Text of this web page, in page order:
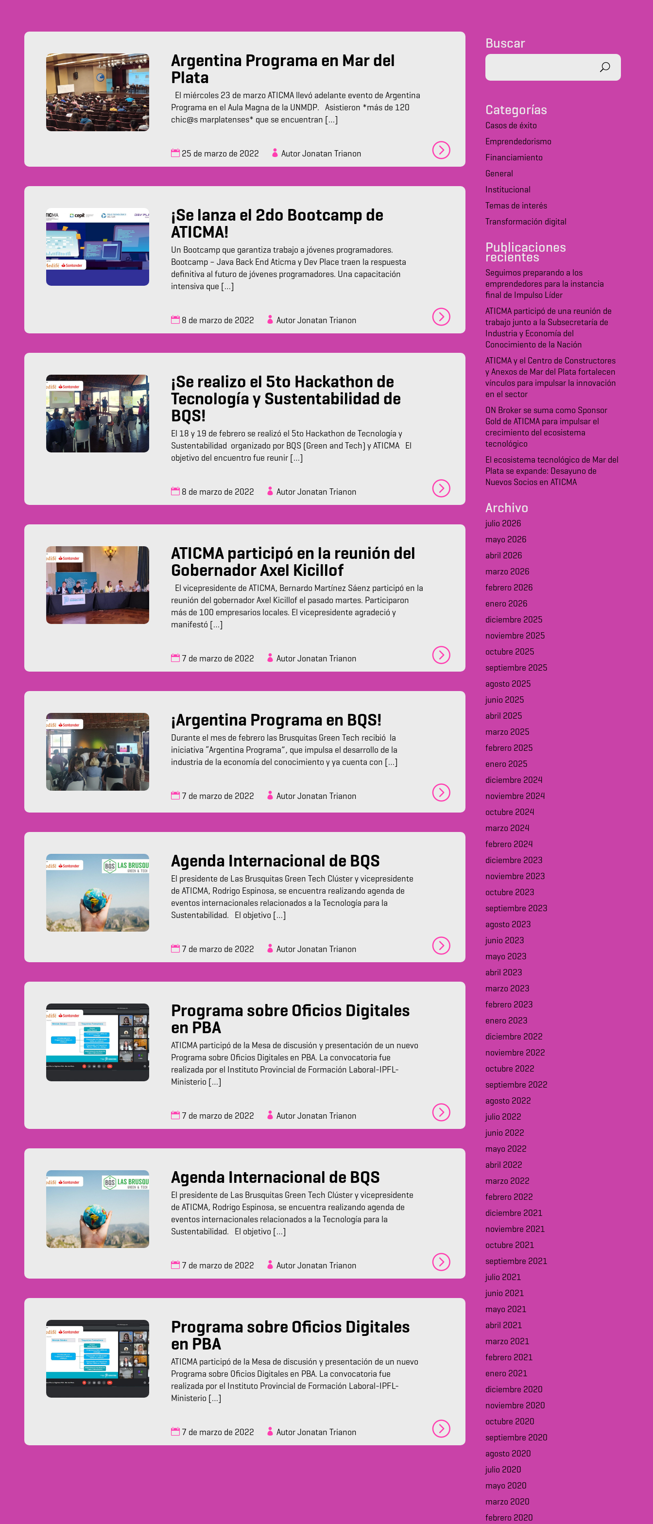
Argentina Programa en Mar del
Plata
El miércoles 23 de marzo ATICMA llevó adelante evento de Argentina
Programa en el Aula Magna de la UNMDP. Asistieron *más de 120
chic@s marplatenses* que se encuentran […]
25 de marzo de 2022 Autor Jonatan Trianon
¡Se lanza el 2do Bootcamp de
ATICMA!
Un Bootcamp que garantiza trabajo a jóvenes programadores.
Bootcamp – Java Back End Aticma y Dev Place traen la respuesta
definitiva al futuro de jóvenes programadores. Una capacitación
intensiva que […]
8 de marzo de 2022 Autor Jonatan Trianon
¡Se realizo el 5to Hackathon de
Tecnología y Sustentabilidad de
BQS!
El 18 y 19 de febrero se realizó el 5to Hackathon de Tecnología y
Sustentabilidad organizado por BQS (Green and Tech) y ATICMA El
objetivo del encuentro fue reunir […]
8 de marzo de 2022 Autor Jonatan Trianon
ATICMA participó en la reunión del
Gobernador Axel Kicillof
El vicepresidente de ATICMA, Bernardo Martínez Sáenz participó en la
reunión del gobernador Axel Kicillof el pasado martes. Participaron
más de 100 empresarios locales. El vicepresidente agradeció y
manifestó […]
7 de marzo de 2022 Autor Jonatan Trianon
¡Argentina Programa en BQS!
Durante el mes de febrero las Brusquitas Green Tech recibió la
iniciativa “Argentina Programa”, que impulsa el desarrollo de la
industria de la economía del conocimiento y ya cuenta con […]
7 de marzo de 2022 Autor Jonatan Trianon
Agenda Internacional de BQS
El presidente de Las Brusquitas Green Tech Clúster y vicepresidente
de ATICMA, Rodrigo Espinosa, se encuentra realizando agenda de
eventos internacionales relacionados a la Tecnología para la
Sustentabilidad. El objetivo […]
7 de marzo de 2022 Autor Jonatan Trianon
Programa sobre Oficios Digitales
en PBA
ATICMA participó de la Mesa de discusión y presentación de un nuevo
Programa sobre Oficios Digitales en PBA. La convocatoria fue
realizada por el Instituto Provincial de Formación Laboral-IPFL-
Ministerio […]
7 de marzo de 2022 Autor Jonatan Trianon
Agenda Internacional de BQS
El presidente de Las Brusquitas Green Tech Clúster y vicepresidente
de ATICMA, Rodrigo Espinosa, se encuentra realizando agenda de
eventos internacionales relacionados a la Tecnología para la
Sustentabilidad. El objetivo […]
7 de marzo de 2022 Autor Jonatan Trianon
Programa sobre Oficios Digitales
en PBA
ATICMA participó de la Mesa de discusión y presentación de un nuevo
Programa sobre Oficios Digitales en PBA. La convocatoria fue
realizada por el Instituto Provincial de Formación Laboral-IPFL-
Ministerio […]
7 de marzo de 2022 Autor Jonatan Trianon
Buscar
Categorías
Casos de éxito
Emprendedorismo
Financiamiento
General
Institucional
Temas de interés
Transformación digital
Publicaciones
recientes
Seguimos preparando a los
emprendedores para la instancia
final de Impulso Líder
ATICMA participó de una reunión de
trabajo junto a la Subsecretaría de
Industria y Economía del
Conocimiento de la Nación
ATICMA y el Centro de Constructores
y Anexos de Mar del Plata fortalecen
vínculos para impulsar la innovación
en el sector
ON Broker se suma como Sponsor
Gold de ATICMA para impulsar el
crecimiento del ecosistema
tecnológico
El ecosistema tecnológico de Mar del
Plata se expande: Desayuno de
Nuevos Socios en ATICMA
Archivo
julio 2026
mayo 2026
abril 2026
marzo 2026
febrero 2026
enero 2026
diciembre 2025
noviembre 2025
octubre 2025
septiembre 2025
agosto 2025
junio 2025
abril 2025
marzo 2025
febrero 2025
enero 2025
diciembre 2024
noviembre 2024
octubre 2024
marzo 2024
febrero 2024
diciembre 2023
noviembre 2023
octubre 2023
septiembre 2023
agosto 2023
junio 2023
mayo 2023
abril 2023
marzo 2023
febrero 2023
enero 2023
diciembre 2022
noviembre 2022
octubre 2022
septiembre 2022
agosto 2022
julio 2022
junio 2022
mayo 2022
abril 2022
marzo 2022
febrero 2022
diciembre 2021
noviembre 2021
octubre 2021
septiembre 2021
julio 2021
junio 2021
mayo 2021
abril 2021
marzo 2021
febrero 2021
enero 2021
diciembre 2020
noviembre 2020
octubre 2020
septiembre 2020
agosto 2020
julio 2020
mayo 2020
marzo 2020
febrero 2020